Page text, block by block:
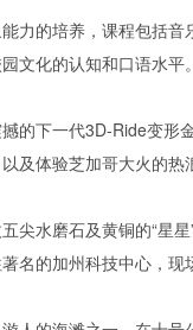
的培养，课程包括
文化的认知和口语水平。
下一代3D-Ride变形
体验芝加哥大火的热
磨石及黄铜的“星星
名的加州科技中心，